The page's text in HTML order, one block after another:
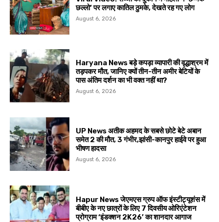
छल्लो’ पर लगाए कातिल ठुमके, देखते रह गए लोग
August 6, 2026
Haryana News बड़े कपड़ा व्यापारी की वृद्धाश्रम में
तड़पकर मौत, जानिए क्यों तीन-तीन अमीर बेटियों के
पास अंतिम दर्शन का भी वक्त नहीं था?
August 6, 2026
UP News अतीक अहमद के सबसे छोटे बेटे अबान
समेत 2 की मौत, 3 गंभीर,झांसी-कानपुर हाईवे पर हुआ
भीषण हादसा
August 6, 2026
Hapur News जेएमएस ग्रुप ऑफ इंस्टीट्यूशंस में
बीबीए के नए छात्रों के लिए 7 दिवसीय ओरिएंटेशन
प्रोग्राम ‘इंडक्शन 2K26’ का शानदार आगाज